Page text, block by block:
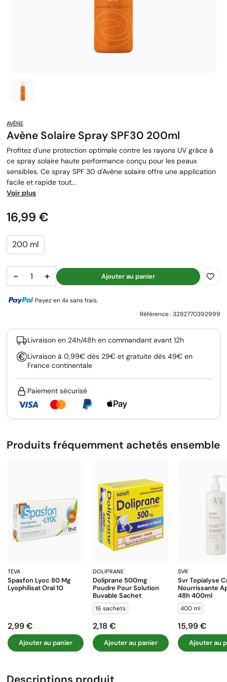
AVÈNE
Avène Solaire Spray SPF30 200ml
Profitez d'une protection optimale contre les rayons UV grâce à
ce spray solaire haute performance conçu pour les peaux
sensibles. Ce spray SPF 30 d'Avène solaire offre une application
facile et rapide tout...
Voir plus
Prix
16,99 €
200 ml
− + Ajouter au panier
Payez en 4x sans frais.
Référence :3282770392999
Livraison en 24h/48h en commandant avant 12h
Livraison à 0,99€ dès 29€ et gratuite dès 49€ en
France continentale
Paiement sécurisé
Produits fréquemment achetés ensemble
TEVA
Spasfon Lyoc 80 Mg
Lyophilisat Oral 10
Prix
2,99 €
Ajouter au panier
DOLIPRANE
Doliprane 500mg
Poudre Pour Solution
Buvable Sachet
16 sachets
Prix
2,18 €
Ajouter au panier
SVR
Svr Topialyse
Nourrissante
48h 400ml
400 ml
Prix
15,99 €
Ajouter au